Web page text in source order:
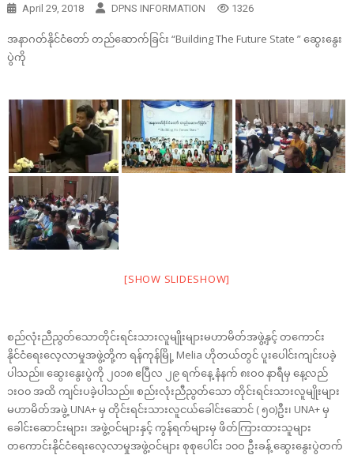
April 29, 2018 DPNS INFORMATION 1326
အနာဂတ်နိုင်ငံတော် တည်ဆောက်ခြင်း “Building The Future State ” ဆွေးနွေး
ပွဲကို
[SHOW SLIDESHOW]
စည်လုံးညီညွတ်သောတိုင်းရင်းသားလူမျိုးများမဟာမိတ်အဖွဲ့နှင့် တကောင်း
နိုင်ငံရေးလေ့လာမှုအဖွဲ့တို့က ရန်ကုန်မြို့ Melia ဟိုတယ်တွင် ပူးပေါင်းကျင်းပခဲ့
ပါသည်။ ဆွေးနွေးပွဲကို ၂၀၁၈ ဧပြီလ ၂၉ ရက်နေ့ နံနက် ၈းဝ၀ နာရီမှ နေ့လည်
၁းဝ၀ အထိ ကျင်းပခဲ့ပါသည်။ စည်းလုံးညီညွတ်သော တိုင်းရင်းသားလူမျိုးများ
မဟာမိတ်အဖွဲ့ UNA+ မှ တိုင်းရင်းသားလူငယ်ခေါင်းဆောင် ( ၅၀)ဦး၊ UNA+ မှ
ခေါင်းဆောင်းများ၊ အဖွဲ့ဝင်များနှင့် ကွန်ရက်များမှ ဖိတ်ကြားထားသူများ
တကောင်းနိုင်ငံရေးလေ့လာမှုအဖွဲ့ဝင်များ စုစုပေါင်း ၁၀ဝ ဦးခန့် ဆွေးနွေးပွဲတက်